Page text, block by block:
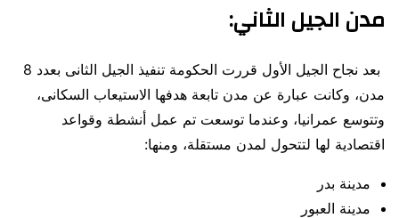
مدن الجيل الثاني:
بعد نجاح الجيل الأول قررت الحكومة تنفيذ الجيل الثانى بعدد 8
مدن، وكانت عبارة عن مدن تابعة هدفها الاستيعاب السكانى،
وتتوسع عمرانيا، وعندما توسعت تم عمل أنشطة وقواعد
اقتصادية لها لتتحول لمدن مستقلة، ومنها:
مدينة بدر
مدينة العبور